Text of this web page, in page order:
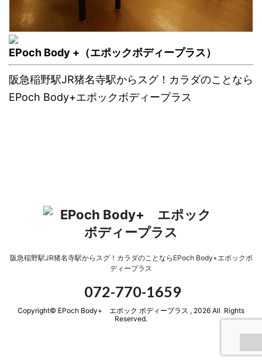
EPoch Body +（エポックボディープラス）
阪急稲野駅JR猪名寺駅からスグ！カラダのことなら
EPoch Body+エポックボディープラス
阪急稲野駅JR猪名寺駅からスグ！カラダのことならEPoch Body+エポックボ
ディープラス
072-770-1659
Copyright© EPoch Body+ エポック ボディープラス , 2026 All Rights
Reserved.